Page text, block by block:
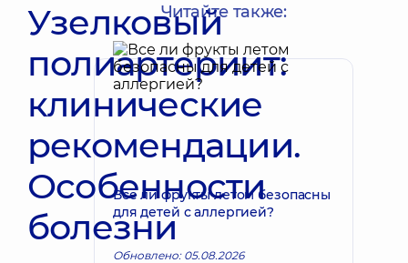
Узелковый
полиартериит:
клинические
рекомендации.
Особенности
болезни
Читайте также:
Все ли фрукты летом безопасны
для детей с аллергией?
Обновлено: 05.08.2026